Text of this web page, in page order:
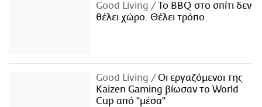
Good Living
Το BBQ στο σπίτι δεν
θέλει χώρο. Θέλει τρόπο.
Good Living
Οι εργαζόμενοι της
Kaizen Gaming βίωσαν το World
Cup από "μέσα"